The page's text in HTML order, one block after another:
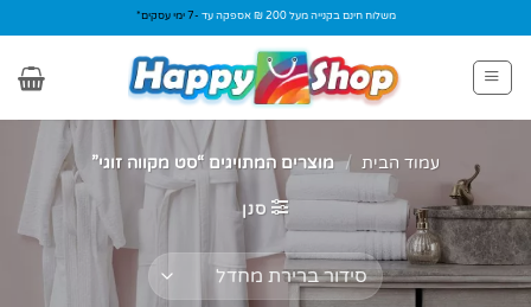
to
content
משלוח חינם בקנייה מעל 200 ₪ אספקה עד -7 ימי עסקים*
עמוד הבית / מוצרים המתויגים “סט מקווה זוגי”
סנן